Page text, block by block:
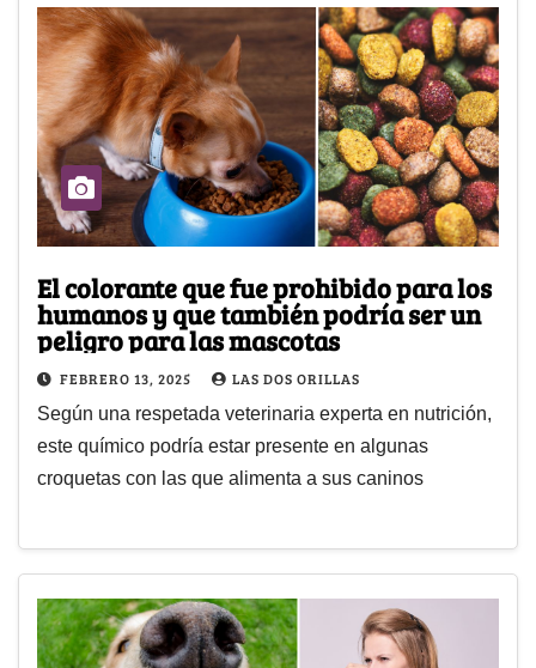
El colorante que fue prohibido para los
humanos y que también podría ser un
peligro para las mascotas
FEBRERO 13, 2025 LAS DOS ORILLAS
Según una respetada veterinaria experta en nutrición,
este químico podría estar presente en algunas
croquetas con las que alimenta a sus caninos